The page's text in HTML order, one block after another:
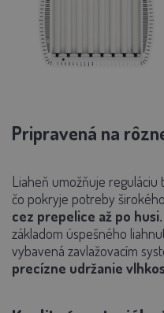
Pripravená na
Liaheň umožňuje
čo pokryje potreby
cez prepelice až po husi.
základom úspešného
vybavená zavlažovacím
precízne udržanie